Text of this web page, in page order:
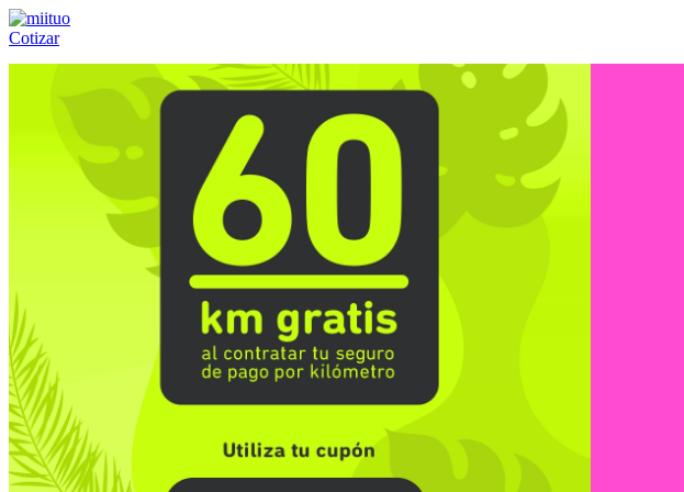
Cotizar
(55) 84-21-05-00ó800-953-00-59